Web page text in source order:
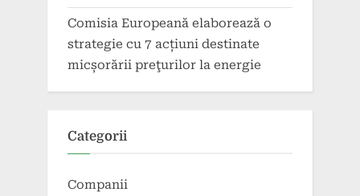
Comisia Europeană elaborează o
strategie cu 7 acțiuni destinate
micșorării preţurilor la energie
Categorii
Companii